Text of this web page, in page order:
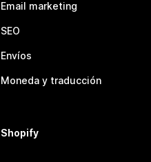
Email marketing
SEO
Envíos
Moneda y traducción
Shopify